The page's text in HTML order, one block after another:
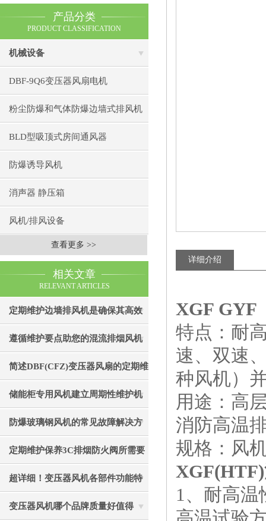
产品分类
PRODUCT CLASSIFICATION
机械设备
DBF-9Q6变压器风扇电机
粉尘防爆和气体防爆边墙式排风机
BLD型吸顶式房间通风器
防爆诱导风机
消声器 静压箱
风机/排风设备
查看更多 >>
相关文章
RELEVANT ARTICLES
定期维护边墙排风机是确保其高效
通风效果的关键
遵循维护要点助您的混流排烟风机
成为真正“风中卫士”
简述DBF(CFZ)变压器风扇的定期维
护保养步骤
储能柜专用风机建立周期性维护机
制的重要性分享
防爆玻璃钢风机的常见故障解决方
法
定期维护保养3C排烟防火阀所需要
重要的事项分享
超详细！变压器风机各部件功能特
点全分享
变压器风机哪个品牌质量好值得
详细介绍
XGF GYF
特点：耐
速、双速
种风机）
用途：高
消防高温
规格：风
1、耐高温